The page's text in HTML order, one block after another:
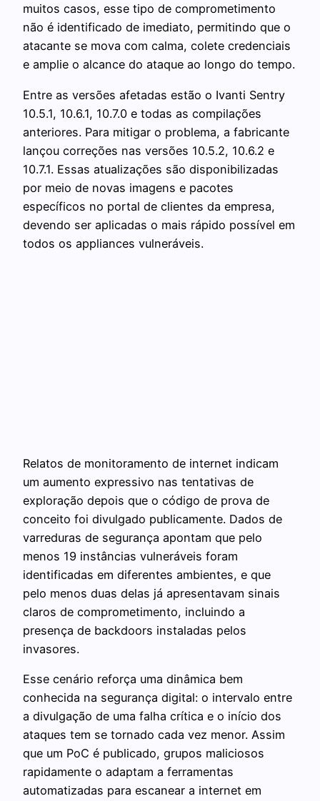
muitos casos, esse tipo de comprometimento
não é identificado de imediato, permitindo que o
atacante se mova com calma, colete credenciais
e amplie o alcance do ataque ao longo do tempo.
Entre as versões afetadas estão o Ivanti Sentry
10.5.1, 10.6.1, 10.7.0 e todas as compilações
anteriores. Para mitigar o problema, a fabricante
lançou correções nas versões 10.5.2, 10.6.2 e
10.7.1. Essas atualizações são disponibilizadas
por meio de novas imagens e pacotes
específicos no portal de clientes da empresa,
devendo ser aplicadas o mais rápido possível em
todos os appliances vulneráveis.
Relatos de monitoramento de internet indicam
um aumento expressivo nas tentativas de
exploração depois que o código de prova de
conceito foi divulgado publicamente. Dados de
varreduras de segurança apontam que pelo
menos 19 instâncias vulneráveis foram
identificadas em diferentes ambientes, e que
pelo menos duas delas já apresentavam sinais
claros de comprometimento, incluindo a
presença de backdoors instaladas pelos
invasores.
Esse cenário reforça uma dinâmica bem
conhecida na segurança digital: o intervalo entre
a divulgação de uma falha crítica e o início dos
ataques tem se tornado cada vez menor. Assim
que um PoC é publicado, grupos maliciosos
rapidamente o adaptam a ferramentas
automatizadas para escanear a internet em